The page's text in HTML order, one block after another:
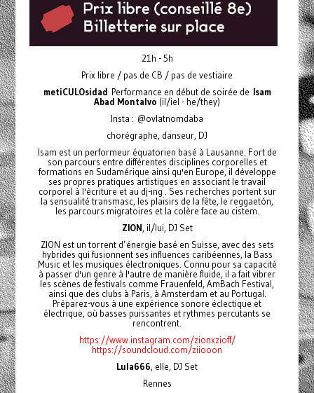
21h - 5h
Prix libre / pas de CB / pas de vestiaire
metiCULOsidad Performance en début de soirée de Isam
Abad Montalvo (il/iel - he/they)
Insta : @ovlatnomdaba
chorégraphe, danseur, DJ
Isam est un performeur équatorien basé à Lausanne. Fort de
son parcours entre différentes disciplines corporelles et
formations en Sudamérique ainsi qu'en Europe, il développe
ses propres pratiques artistiques en associant le travail
corporel à l'écriture et au dj-ing . Ses recherches portent sur
la sensualité transmasc, les plaisirs de la fête, le reggaetón,
les parcours migratoires et la colère face au cistem.
ZION, il/lui, DJ Set
ZION est un torrent d’énergie basé en Suisse, avec des sets
hybrides qui fusionnent ses influences caribéennes, la Bass
Music et les musiques électroniques. Connu pour sa capacité
à passer d'un genre à l'autre de manière fluide, il a fait vibrer
les scènes de festivals comme Frauenfeld, AmBach Festival,
ainsi que des clubs à Paris, à Amsterdam et au Portugal.
Préparez-vous à une expérience sonore éclectique et
électrique, où basses puissantes et rythmes percutants se
rencontrent.
https://www.instagram.com/zionxzioff/
https://soundcloud.com/ziiooon
Lula666, elle, DJ Set
Rennes